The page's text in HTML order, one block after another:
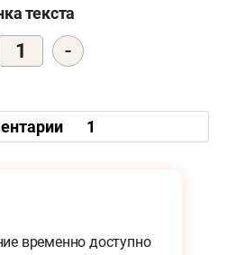
текста
1 -
1
временно доступно